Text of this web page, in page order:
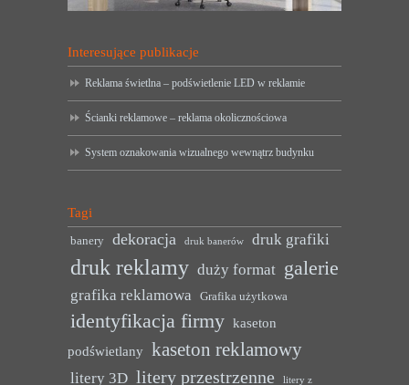
Interesujące publikacje
Reklama świetlna – podświetlenie LED w reklamie
Ścianki reklamowe – reklama okolicznościowa
System oznakowania wizualnego wewnątrz budynku
Tagi
banery dekoracja druk banerów druk grafiki
druk reklamy duży format galerie
grafika reklamowa Grafika użytkowa
identyfikacja firmy kaseton
podświetlany kaseton reklamowy
litery 3D litery przestrzenne litery z